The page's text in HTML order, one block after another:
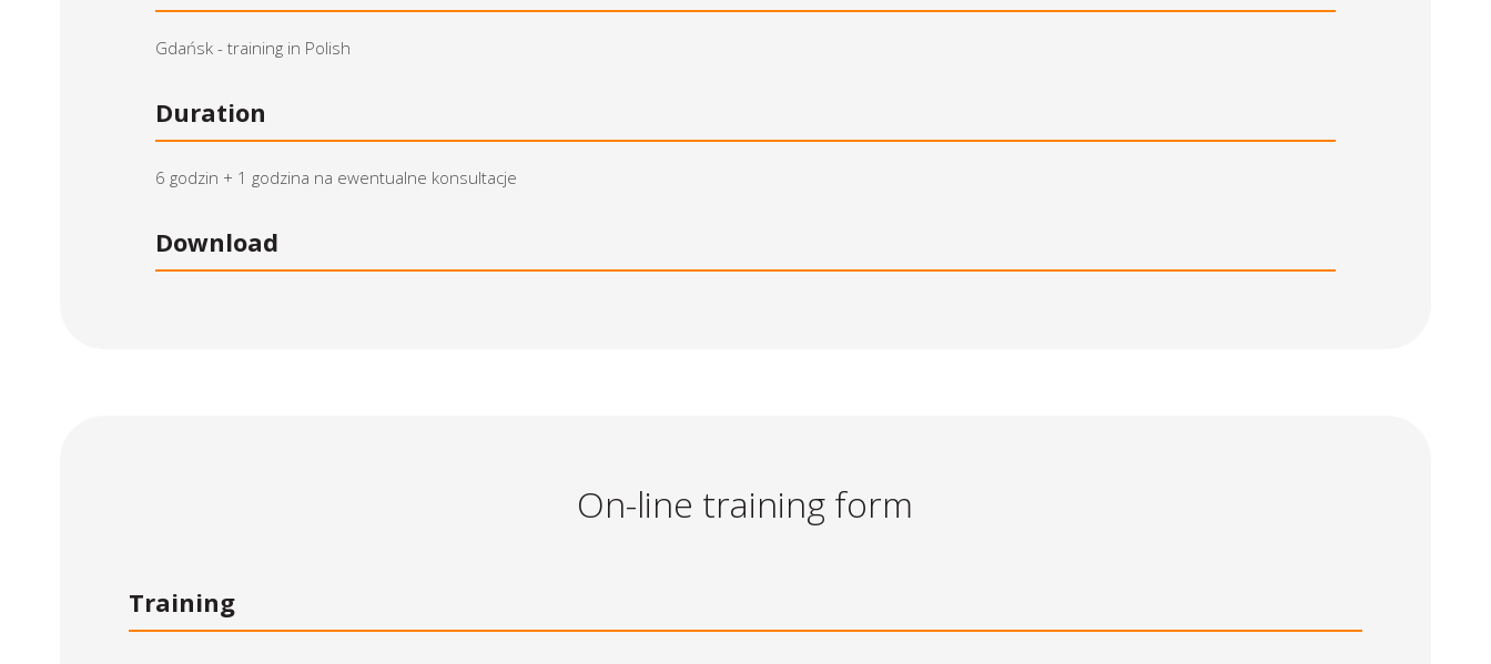
Gdańsk - training in Polish
Duration
6 godzin + 1 godzina na ewentualne konsultacje
Download
On-line training form
Training